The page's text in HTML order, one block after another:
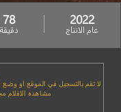
2022
عام الانتاج
78
دقيقة
لا تقم بالتسجيل في الموقع او
مشاهده الافلام